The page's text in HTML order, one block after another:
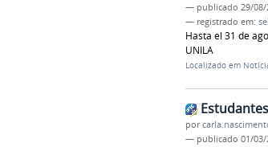
— publicado 29/08/
— registrado em:
Hasta el 31 de
UNILA
Localizado em
por
— publicado 01/03/